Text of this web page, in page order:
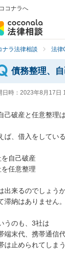
ココナラへ
ナラ法律相談 法律
債務整理、
日時： 2023年8月17日
己破産と任意整理
ば、借入をしてい
を自己破産
任意整理
出来るのでしょう
滞納はありません。
うのも、3社は
端末代、携帯通信
は止められてしま